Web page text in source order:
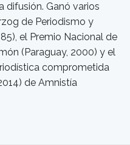
difusión. Ganó varios
de Periodismo y
el Premio Nacional de
(Paraguay, 2000) y el
comprometida
de Amnistía